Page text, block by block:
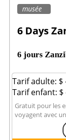
musée
6 Days
6 jours
Tarif adulte: $
Tarif enfant: $
Gratuit pour les
voyagent avec